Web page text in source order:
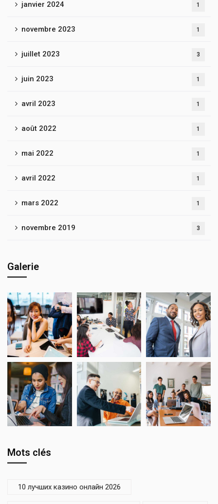
janvier 2024 1
novembre 2023 1
juillet 2023 3
juin 2023 1
avril 2023 1
août 2022 1
mai 2022 1
avril 2022 1
mars 2022 1
novembre 2019 3
Galerie
Mots clés
10 лучших казино онлайн 2026